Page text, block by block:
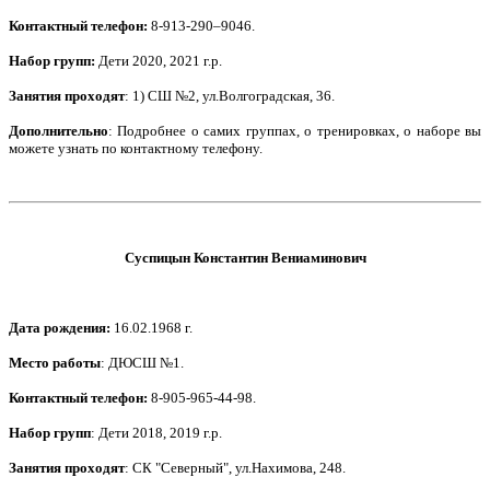
Контактный телефон: 8-913-290–9046.
Набор групп: Дети 2020, 2021 г.р.
Занятия проходят: 1) СШ №2, ул.Волгоградская, 36.
Дополнительно: Подробнее о самих группах, о тренировках, о наборе вы
можете узнать по контактному телефону.
Суспицын Константин Вениаминович
Дата рождения: 16.02.1968 г.
Место работы: ДЮСШ №1.
Контактный телефон: 8-905-965-44-98.
Набор групп: Дети 2018, 2019 г.р.
Занятия проходят: СК "Северный", ул.Нахимова, 248.